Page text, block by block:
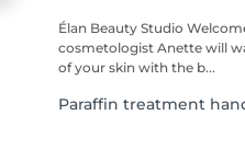
Élan Beauty Studio Welcome to Élan Beauty Studio, where our
cosmetologist Anette will
of your skin with the b...
Paraffin treatment